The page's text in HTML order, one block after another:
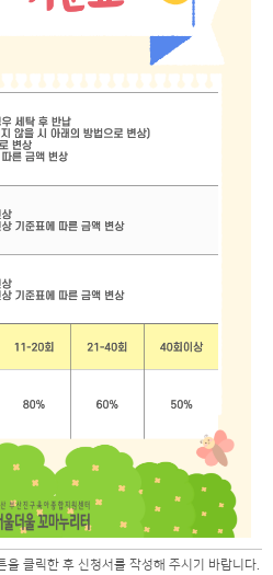
클릭한 후 신청서를 작성해 주시기 바랍니다.